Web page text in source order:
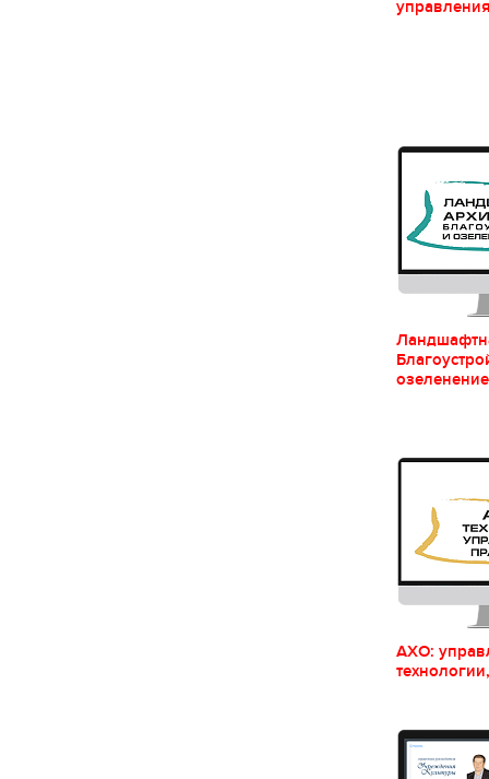
управления
АХО: